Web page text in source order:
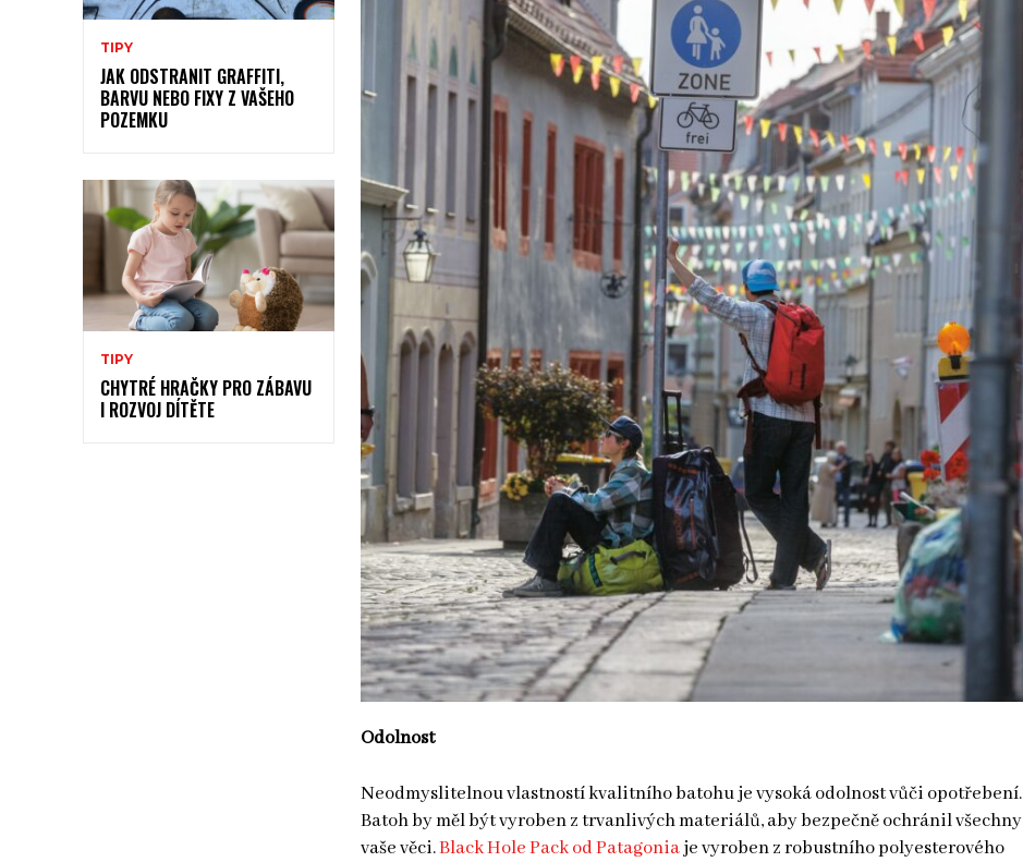
TIPY
JAK ODSTRANIT GRAFFITI,
BARVU NEBO FIXY Z VAŠEHO
POZEMKU
TIPY
CHYTRÉ HRAČKY PRO ZÁBAVU
I ROZVOJ DÍTĚTE
Odolnost
Neodmyslitelnou vlastností kvalitního batohu je vysoká odolnost vůči opotřebení.
Batoh by měl být vyroben z trvanlivých materiálů, aby bezpečně ochránil všechny
vaše věci.Black Hole Pack od Patagoniaje vyroben z robustního polyesterového